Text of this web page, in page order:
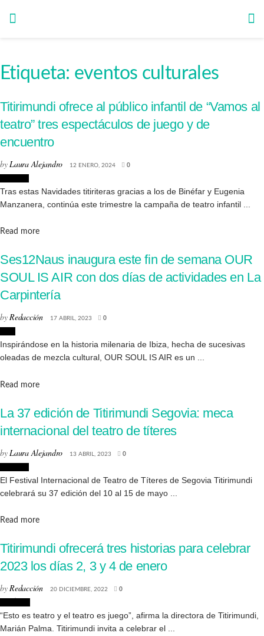
Etiqueta: eventos culturales
Titirimundi ofrece al público infantil de “Vamos al
teatro” tres espectáculos de juego y de
encuentro
byLaura Alejandro 12 ENERO, 2024 0
Tras estas Navidades titiriteras gracias a los de Binéfar y Eugenia
Manzanera, continúa este trimestre la campaña de teatro infantil ...
Read moreDetails
Ses12Naus inaugura este fin de semana OUR
SOUL IS AIR con dos días de actividades en La
Carpintería
byRedacción 17 ABRIL, 2023 0
Inspirándose en la historia milenaria de Ibiza, hecha de sucesivas
oleadas de mezcla cultural, OUR SOUL IS AIR es un ...
Read moreDetails
La 37 edición de Titirimundi Segovia: meca
internacional del teatro de títeres
by Laura Alejandro 13 ABRIL, 2023 0
El Festival Internacional de Teatro de Títeres de Segovia Titirimundi
celebrará su 37 edición del 10 al 15 de mayo ...
Read moreDetails
Titirimundi ofrecerá tres historias para celebrar
2023 los días 2, 3 y 4 de enero
byRedacción 20 DICIEMBRE, 2022 0
“Esto es teatro y el teatro es juego”, afirma la directora de Titirimundi,
Marián Palma. Titirimundi invita a celebrar el ...